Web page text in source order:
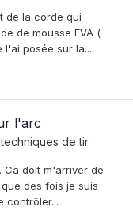
de la corde qui
de mousse EVA (
posée sur la...
l'arc
de tir
Ca doit m'arriver de
des fois je suis
contrôler...